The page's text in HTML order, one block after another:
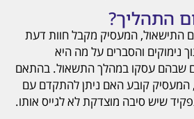
התהליך?
סיום התישאול, המעסיק מקבל חוות דעת
נימוקים והסברים על מה היא
שבהם עסקו במהלך התשאול. בהתאם
קובע האם ניתן להתקדם עם
שיש סיבה מוצדקת לא לגייס אותו.